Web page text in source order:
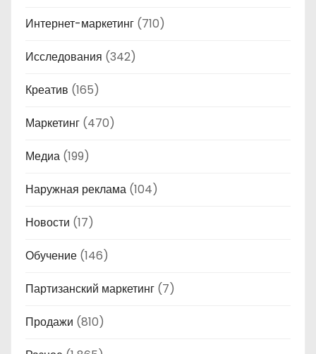
Интернет-маркетинг (710)
Исследования (342)
Креатив (165)
Маркетинг (470)
Медиа (199)
Наружная реклама (104)
Новости (17)
Обучение (146)
Партизанский маркетинг (7)
Продажи (810)